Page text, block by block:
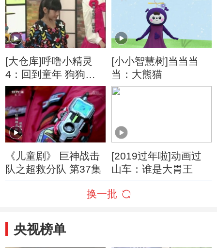
老头爷爷和花裙小姨
[大仓库]呼噜小精灵
4：回到童年 狗狗爆
米花
[小小智慧树]当当当
当：大熊猫
《儿童剧》 巨神战击
队之超救分队 第37集
[2019过年啦]动画过
山车：谁是大胃王
换一批
央视榜单